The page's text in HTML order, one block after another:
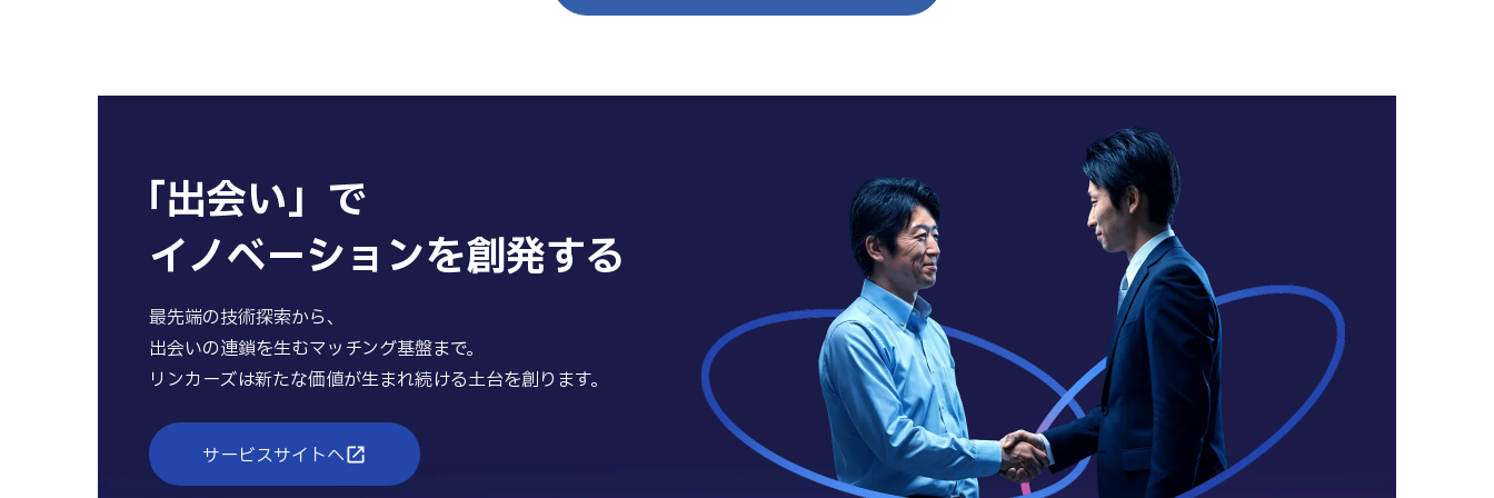
「出会い」で
イノベーションを創発する
最先端の技術探索から、
出会いの連鎖を生むマッチング基盤まで。
リンカーズは新たな価値が生まれ続ける土台を創ります。
サービスサイトへ